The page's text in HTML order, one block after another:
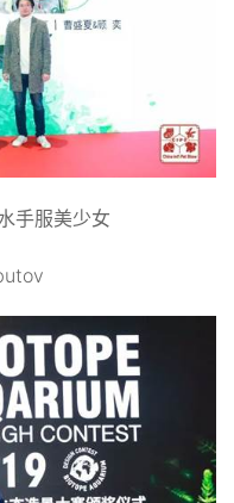
手服美少女